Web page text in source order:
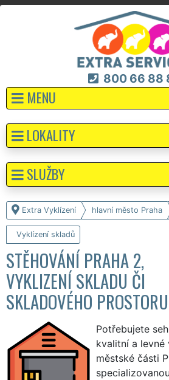
800 66 88
MENU
Extra Vyklízení hlavní město Praha
Vyklízení skladů
STĚHOVÁNÍ PRAHA 2,
VYKLIZENÍ SKLADU ČI
SKLADOVÉHO PROSTORU
Potřebujete
kvalitní a levné
městské části
LOKALITY
SLUŽBY